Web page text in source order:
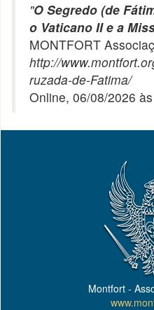
"O Segredo (de
o Vaticano II e a
MONTFORT
http://
ruzada-de-Fatima/
Online, 06/08/2026
Montfort -